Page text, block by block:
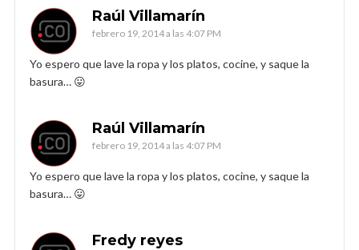
Raúl Villamarín
febrero 19, 2014 a las 4:07 PM
Yo espero que lave la ropa y los platos, cocine, y saque la
basura… 😛
Raúl Villamarín
febrero 19, 2014 a las 4:07 PM
Yo espero que lave la ropa y los platos, cocine, y saque la
basura… 😛
Fredy reyes